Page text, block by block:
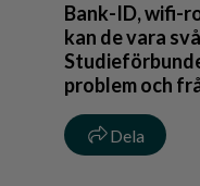
Bank-ID, wifi-
kan de vara
problem och
Dela